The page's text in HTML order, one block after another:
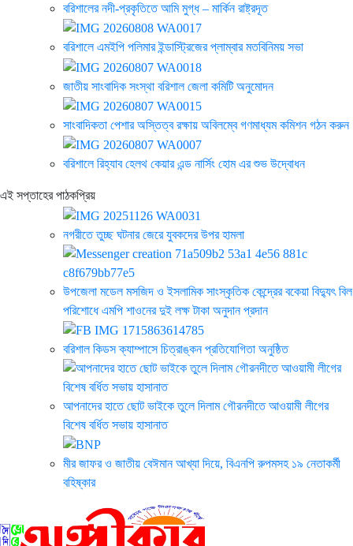
বরিশালের নদী-প্রকৃতিতে আমি মুগ্ধ – মার্কিন রাষ্ট্রদূত
বরিশালে এমইপি পলিমার ইন্ডাস্ট্রিজের প্লাম্বার মতবিনিময় সভা
জাতীয় সাংবাদিক সংস্থা বরিশাল জেলা কমিটি অনুমোদন
সাংবাদিকতা পেশার অস্তিত্ব রক্ষায় অবিলম্বে গণমাধ্যম কমিশন গঠন করুন
বরিশালে রিহ্যাব হেলথ কেয়ার এন্ড নার্সিং হোম এর শুভ উদ্বোধন
এই সপ্তাহের পাঠকপ্রিয়
নগরীতে তুচ্ছ ঘটনার জেরে যুবকদের উপর হামলা
উপজেলা মডেল মসজিদ ও ইসলামিক সাংস্কৃতিক কেন্দ্রের বকেয়া বিদ্যুৎ বিল
পরিশোধে এমপি শাওনের দুই লক্ষ টাকা অনুদান প্রদান
বরিশাল কিডস ক্যাম্পাসে চিত্রাঙ্কন প্রতিযোগিতা অনুষ্ঠিত
আপনাদের হাতে ছোট ভাইকে তুলে দিলাম গৌরনদীতে আওয়ামী লীগের
বিশেষ বর্ধিত সভায় হাসানাত
মীর জাফর ও জাতীয় বেঈমান আখ্যা দিয়ে, বিএনপি রুপমসহ ১৯ নেতাকর্মী
বহিষ্কার